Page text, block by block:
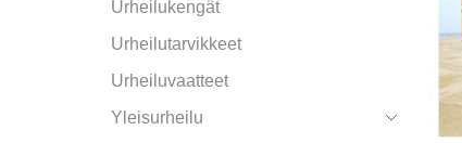
Urheilukengät
Urheilutarvikkeet
Urheiluvaatteet
Yleisurheilu